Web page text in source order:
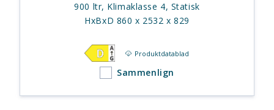
900 ltr, Klimaklasse 4, Statisk
HxBxD 860 x 2532 x 829
Produktdatablad
Sammenlign